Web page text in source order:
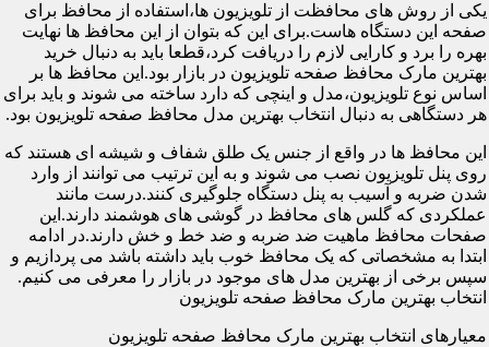
یکی از روش های محافظت از تلویزیون ها،استفاده از محافظ برای
صفحه این دستگاه هاست.برای این که بتوان از این محافظ ها نهایت
بهره را برد و کارایی لازم را دریافت کرد،قطعا باید به دنبال خرید
بهترین مارک محافظ صفحه تلویزیون در بازار بود.این محافظ ها بر
اساس نوع تلویزیون،مدل و اینچی که دارد ساخته می شوند و باید برای
هر دستگاهی به دنبال انتخاب بهترین مدل محافظ صفحه تلویزیون بود.
این محافظ ها در واقع از جنس یک طلق شفاف و شیشه ای هستند که
روی پنل تلویزیون نصب می شوند و به این ترتیب می توانند از وارد
شدن ضربه و آسیب به پنل دستگاه جلوگیری کنند.درست مانند
عملکردی که گلس های محافظ در گوشی های هوشمند دارند.این
صفحات محافظ ماهیت ضد ضربه و ضد خط و خش دارند.در ادامه
ابتدا به مشخصاتی که یک محافظ خوب باید داشته باشد می پردازیم و
سپس برخی از بهترین مدل های موجود در بازار را معرفی می کنیم.
انتخاب بهترین مارک محافظ صفحه تلویزیون
معیارهای انتخاب بهترین مارک محافظ صفحه تلویزیون